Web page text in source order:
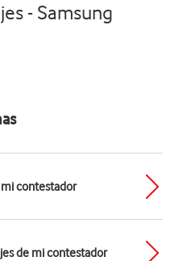
- Samsung
contestador
de mi contestador